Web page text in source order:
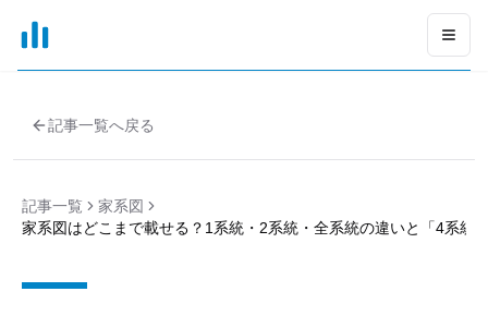
xGrapher
記事一覧へ戻る
記事一覧
家系図
家系図はどこまで載せる？1系統・2系統・全系統の違いと「4系統